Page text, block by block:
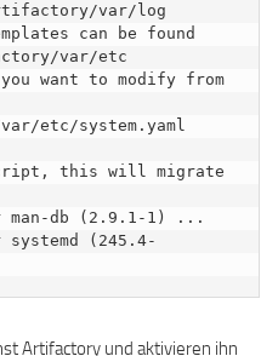
var/log
can be found
var/etc
want to modify from
etc/system.yaml
this will migrate
man-db (2.9.1-1) ...
(245.4-
Artifactory und aktivieren ihn